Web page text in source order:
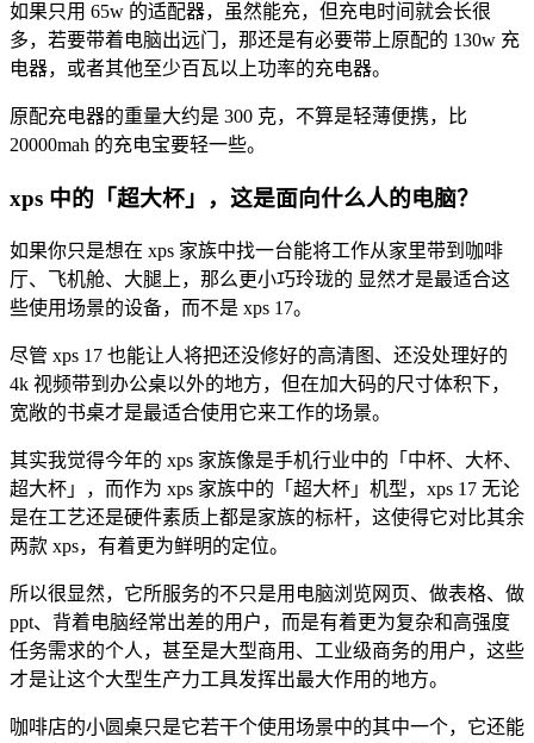
如果只用 65w 的适配器，虽然能充，但充电时间就会长很
多，若要带着电脑出远门，那还是有必要带上原配的 130w 充
电器，或者其他至少百瓦以上功率的充电器。
原配充电器的重量大约是 300 克，不算是轻薄便携，比
20000mah 的充电宝要轻一些。
xps 中的「超大杯」，这是面向什么人的电脑？
如果你只是想在 xps 家族中找一台能将工作从家里带到咖啡
厅、飞机舱、大腿上，那么更小巧玲珑的 显然才是最适合这
些使用场景的设备，而不是 xps 17。
尽管 xps 17 也能让人将把还没修好的高清图、还没处理好的
4k 视频带到办公桌以外的地方，但在加大码的尺寸体积下，
宽敞的书桌才是最适合使用它来工作的场景。
其实我觉得今年的 xps 家族像是手机行业中的「中杯、大杯、
超大杯」，而作为 xps 家族中的「超大杯」机型，xps 17 无论
是在工艺还是硬件素质上都是家族的标杆，这使得它对比其余
两款 xps，有着更为鲜明的定位。
所以很显然，它所服务的不只是用电脑浏览网页、做表格、做
ppt、背着电脑经常出差的用户，而是有着更为复杂和高强度
任务需求的个人，甚至是大型商用、工业级商务的用户，这些
才是让这个大型生产力工具发挥出最大作用的地方。
咖啡店的小圆桌只是它若干个使用场景中的其中一个，它还能